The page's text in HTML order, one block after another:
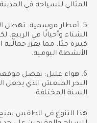
المثالي للسياحة في
5. أمطار موسمية: تهطل
الشتاء وأحيانًا في
كبيرة جدًا، مما يعزز جمالية
الأنشطة اليومية.
6. هواء عليل: بفضل
البحر المنعش الذي يجعل
السنة المختلفة.
هذا التنوع في الطقس